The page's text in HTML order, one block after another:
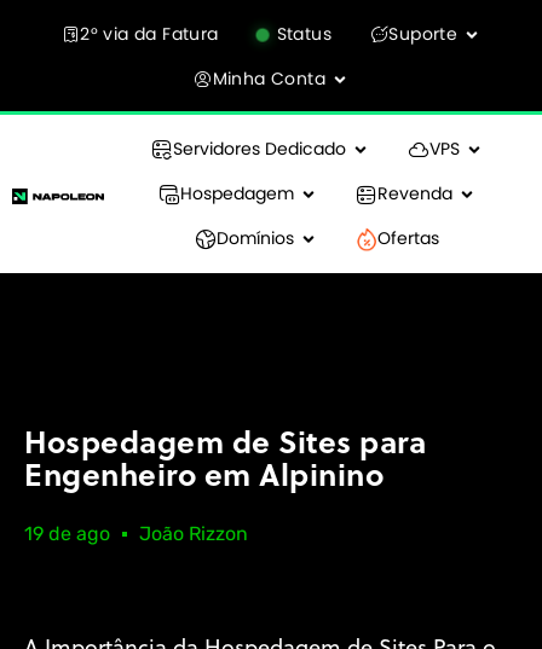
2° via da Fatura Status
Suporte
Minha Conta
Servidores Dedicado
VPS
Hospedagem
Revenda
Domínios
Ofertas
Hospedagem de Sites para
Engenheiro em Alpinino
19 de ago João Rizzon